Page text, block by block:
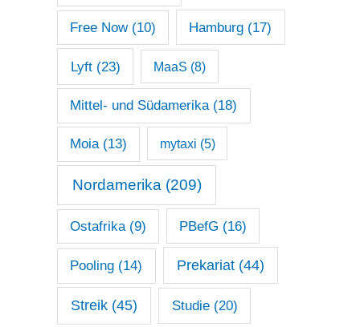
Free Now(10) Hamburg (17)
Lyft(23) MaaS (8)
Mittel- und Südamerika(18)
Moia(13) mytaxi (5)
Nordamerika (209)
Ostafrika(9) PBefG (16)
Pooling (14) Prekariat(44)
Streik (45) Studie(20)